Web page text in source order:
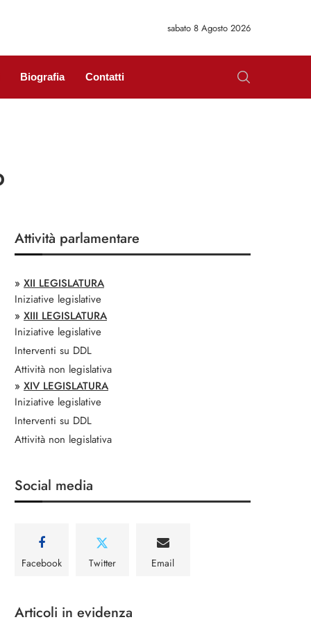
sabato 8 Agosto 2026
Biografia Contatti
Attività parlamentare
» XII LEGISLATURA
Iniziative legislative
» XIII LEGISLATURA
Iniziative legislative
Interventi su DDL
Attività non legislativa
» XIV LEGISLATURA
Iniziative legislative
Interventi su DDL
Attività non legislativa
Social media
Facebook Twitter Email
Articoli in evidenza